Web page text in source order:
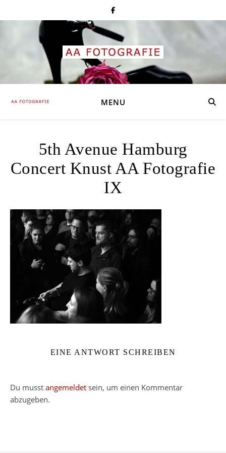
MENU
5th Avenue Hamburg
Concert Knust AA Fotografie
IX
EINE ANTWORT SCHREIBEN
Du musst angemeldet sein, um einen Kommentar
abzugeben.